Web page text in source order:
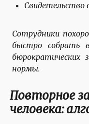
Свидетельство
Сотрудники
быстро собрать
бюрократических
нормы.
Повторное
человека: